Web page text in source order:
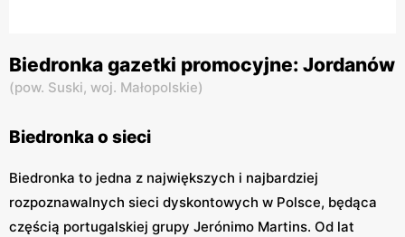
Biedronka gazetki promocyjne: Jordanów
(pow. Suski, woj. Małopolskie)
Biedronka o sieci
Biedronka to jedna z największych i najbardziej
rozpoznawalnych sieci dyskontowych w Polsce, będąca
częścią portugalskiej grupy Jerónimo Martins. Od lat